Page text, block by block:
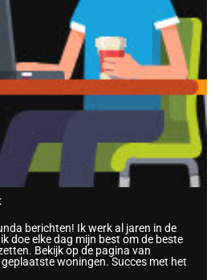
berichten! Ik werk al jaren in de
doe elke dag mijn best om de beste
Bekijk op de pagina van
woningen. Succes met het